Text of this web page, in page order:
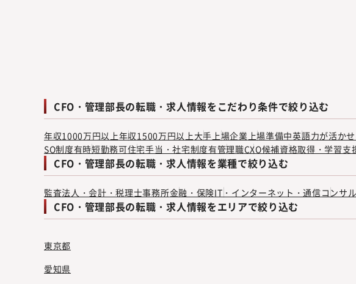
CFO・管理部長の転職・求人情報をこだわり条件で絞り込む
年収1000万円以上年収1500万円以上大手 上場企業 上場準備中英語力が活か
SO制度有時短勤務可住宅手当・社宅制度有管理職CXO候補資格取得・学習支
CFO・管理部長の転職・求人情報を業種で絞り込む
監査法人・会計・税理士事務所金融・保険IT・インターネット・通信コンサ
CFO・管理部長の転職・求人情報をエリアで絞り込む
東京都
愛知県